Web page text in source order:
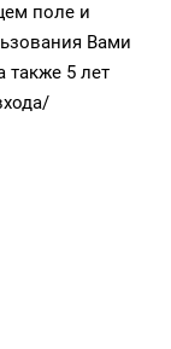
поле и
Вами
также 5 лет